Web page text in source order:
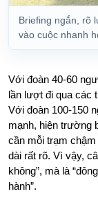
Briefing ngắn, rõ
vào cuộc nhanh
Với đoàn 40-60
lần lượt đi qua các
Với đoàn 100-150
mạnh, hiện trường
cần mỗi trạm
dài rất rõ. Vì vậy,
không”, mà là
hành”.